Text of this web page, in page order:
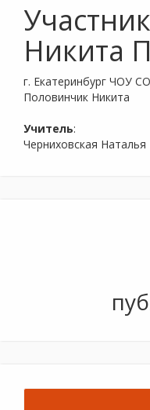
Участник
Никита
г. Екатеринбург ЧОУ
Половинчик Никита
Учитель:
Черниховская